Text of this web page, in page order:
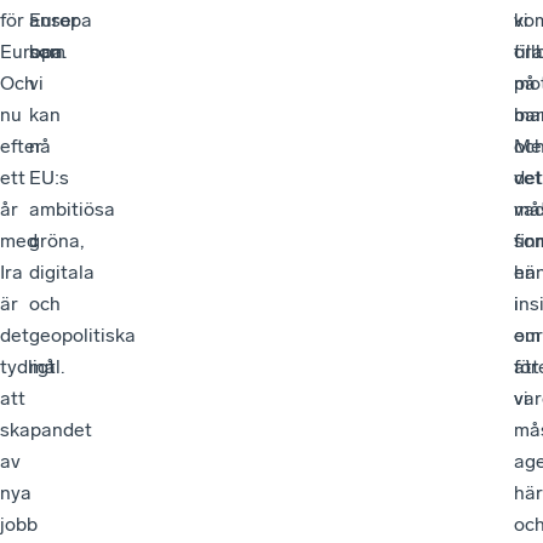
för
Europa.
Och
nu
efter
ett
år
med
Ira
är
det
tydligt
att
skapandet
av
nya
jobb
anser
han.
Europa
som
vi
kan
nå
EU:s
ambitiösa
gröna,
digitala
och
geopolitiska
mål.
på
det
en
om
att
vi
här
vi
vet
i